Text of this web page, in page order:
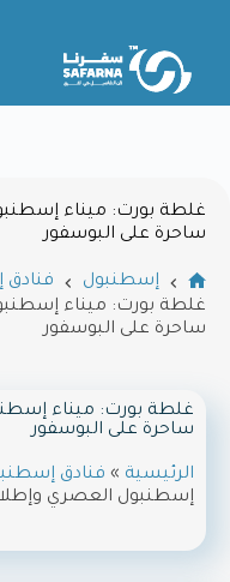
غلطة بورت: ميناء
ساحرة على البوسفور
إسطنبول
غلطة بورت: ميناء
ساحرة على البوسفور
غلطة بورت: ميناء
ساحرة على البوسفور
الرئيسية » فنادق
إسطنبول العصري